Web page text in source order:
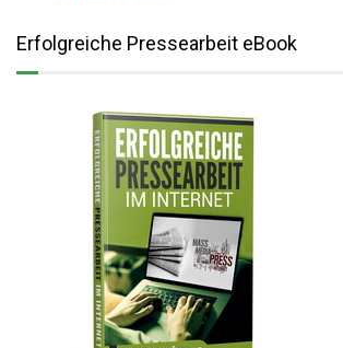
Erfolgreiche Pressearbeit eBook